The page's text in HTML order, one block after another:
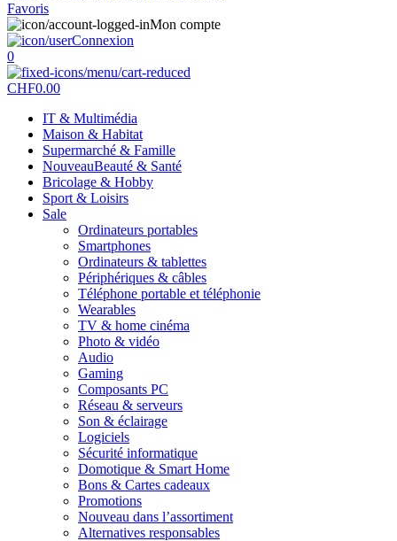
Favoris
Mon compte
Connexion
0
CHF0.00
IT & Multimédia
Maison & Habitat
Supermarché & Famille
NouveauBeauté & Santé
Bricolage & Hobby
Sport & Loisirs
Sale
Ordinateurs portables
Smartphones
Ordinateurs & tablettes
Périphériques & câbles
Téléphone portable et téléphonie
Wearables
TV & home cinéma
Photo & vidéo
Audio
Gaming
Composants PC
Réseau & serveurs
Son & éclairage
Logiciels
Sécurité informatique
Domotique & Smart Home
Bons & Cartes cadeaux
Promotions
Nouveau dans l’assortiment
Alternatives responsables